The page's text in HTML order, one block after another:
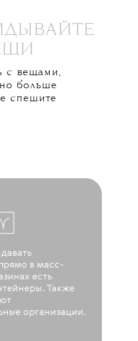
с вещами,
больше
спешите
в масс-
есть
Также
организации.